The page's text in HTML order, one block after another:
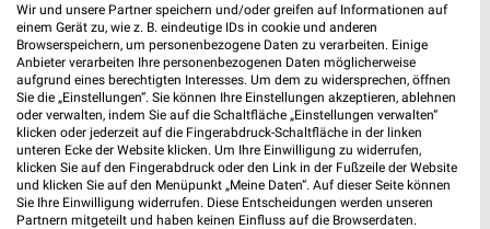
Wir und unsere Partner speichern und/oder greifen auf Informationen auf
einem Gerät zu, wie z. B. eindeutige IDs in cookie und anderen
Browserspeichern, um personenbezogene Daten zu verarbeiten. Einige
Anbieter verarbeiten Ihre personenbezogenen Daten möglicherweise
aufgrund eines berechtigten Interesses. Um dem zu widersprechen, öffnen
Sie die „Einstellungen“. Sie können Ihre Einstellungen akzeptieren, ablehnen
oder verwalten, indem Sie auf die Schaltfläche „Einstellungen verwalten“
klicken oder jederzeit auf die Fingerabdruck-Schaltfläche in der linken
unteren Ecke der Website klicken. Um Ihre Einwilligung zu widerrufen,
klicken Sie auf den Fingerabdruck oder den Link in der Fußzeile der Website
und klicken Sie auf den Menüpunkt „Meine Daten“. Auf dieser Seite können
Sie Ihre Einwilligung widerrufen. Diese Entscheidungen werden unseren
Partnern mitgeteilt und haben keinen Einfluss auf die Browserdaten.